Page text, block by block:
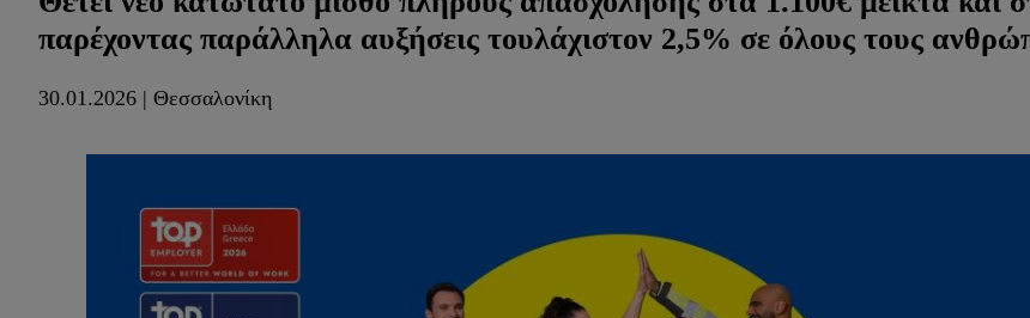
παρέχοντας παράλληλα αυξήσεις τουλάχιστον 2,5% σε όλους τους
30.01.2026 | Θεσσαλονίκη